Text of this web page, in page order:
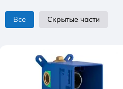
Все Скрытые части